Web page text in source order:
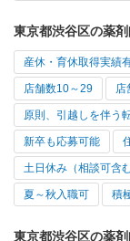
東京都渋谷区の薬
産休・育休取得実績
店舗数10～29 店
原則、引越しを伴う
新卒も応募可能
土日休み（相談可含む
夏～秋入職可 積
東京都渋谷区の薬